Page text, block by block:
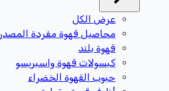
عرض الكل
محاصيل قهوة مفردة المصدر
قهوة بلند
كبسولات قهوة واسبريسو
حبوب القهوة الخضراء